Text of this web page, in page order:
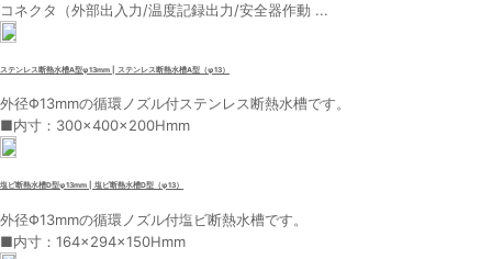
コネクタ（外部出入力/温度記録出力/安全器作動 ...
ステンレス断熱水槽A型φ13mm | ステンレス断熱水槽A型（φ13）
外径Φ13mmの循環ノズル付ステンレス断熱水槽です。
■内寸：300×400×200Hmm
塩ビ断熱水槽D型φ13mm | 塩ビ断熱水槽D型（φ13）
外径Φ13mmの循環ノズル付塩ビ断熱水槽です。
■内寸：164×294×150Hmm